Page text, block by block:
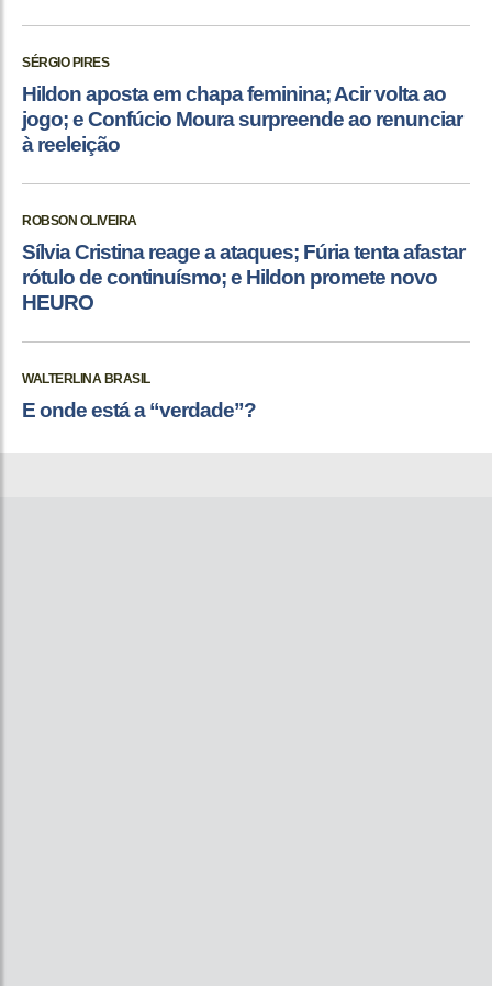
SÉRGIO PIRES
Hildon aposta em chapa feminina; Acir volta ao
jogo; e Confúcio Moura surpreende ao renunciar
à reeleição
ROBSON OLIVEIRA
Sílvia Cristina reage a ataques; Fúria tenta afastar
rótulo de continuísmo; e Hildon promete novo
HEURO
WALTERLINA BRASIL
E onde está a “verdade”?